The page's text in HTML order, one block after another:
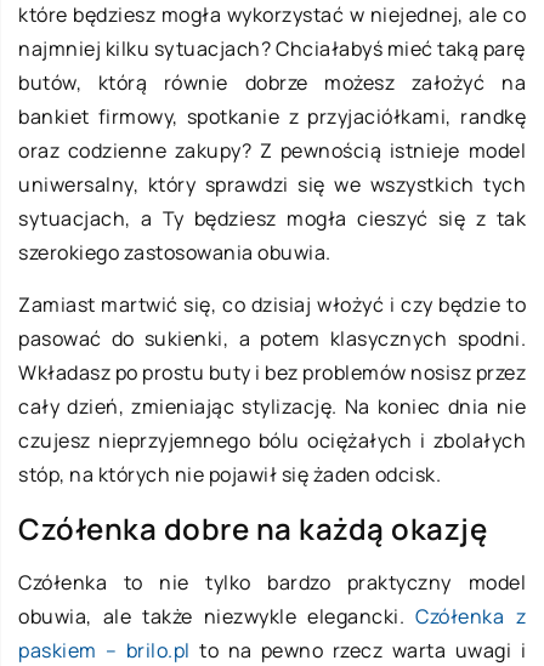
które będziesz mogła wykorzystać w niejednej, ale co
najmniej kilku sytuacjach? Chciałabyś mieć taką parę
butów, którą równie dobrze możesz założyć na
bankiet firmowy, spotkanie z przyjaciółkami, randkę
oraz codzienne zakupy? Z pewnością istnieje model
uniwersalny, który sprawdzi się we wszystkich tych
sytuacjach, a Ty będziesz mogła cieszyć się z tak
szerokiego zastosowania obuwia.
Zamiast martwić się, co dzisiaj włożyć i czy będzie to
pasować do sukienki, a potem klasycznych spodni.
Wkładasz po prostu buty i bez problemów nosisz przez
cały dzień, zmieniając stylizację. Na koniec dnia nie
czujesz nieprzyjemnego bólu ociężałych i zbolałych
stóp, na których nie pojawił się żaden odcisk.
Czółenka dobre na każdą okazję
Czółenka to nie tylko bardzo praktyczny model
obuwia, ale także niezwykle elegancki.Czółenka z
paskiem – brilo.pl to na pewno rzecz warta uwagi i